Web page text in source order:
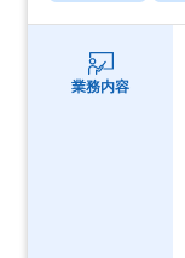
業務内容